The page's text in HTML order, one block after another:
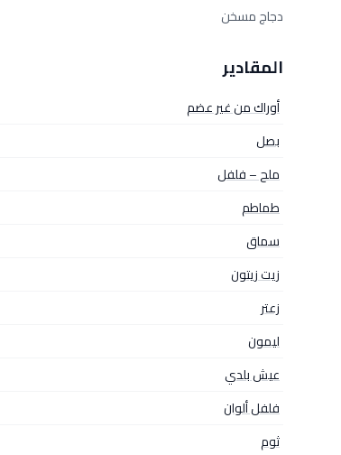
دجاج مسخن
المقادير
أوراك من غير عضم
بصل
ملح – فلفل
طماطم
سماق
زيت زيتون
زعتر
ليمون
عيش بلدي
فلفل ألوان
ثوم